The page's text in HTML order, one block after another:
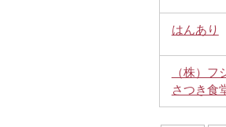
はんあり
（株）
さつき食